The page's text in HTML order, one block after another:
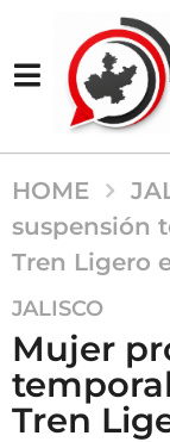
HOME
suspensión
Tren Ligero
7
m
e
s
e
JALISCO
Mujer
Tren